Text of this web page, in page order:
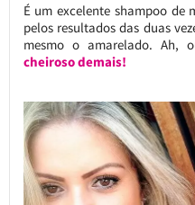
É um excelente shampoo de
pelos resultados das duas
mesmo o amarelado. Ah,
cheiroso demais!